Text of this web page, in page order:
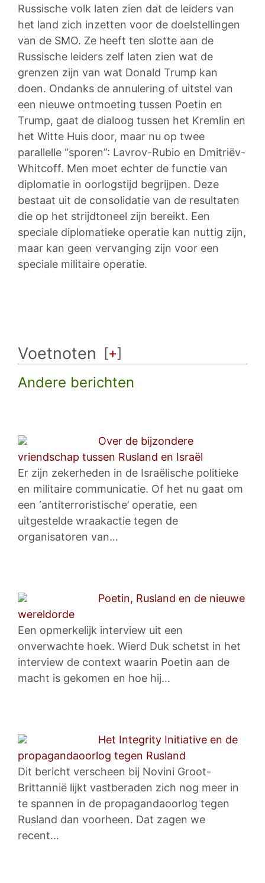
Russische volk laten zien dat de leiders van
het land zich inzetten voor de doelstellingen
van de SMO. Ze heeft ten slotte aan de
Russische leiders zelf laten zien wat de
grenzen zijn van wat Donald Trump kan
doen. Ondanks de annulering of uitstel van
een nieuwe ontmoeting tussen Poetin en
Trump, gaat de dialoog tussen het Kremlin en
het Witte Huis door, maar nu op twee
parallelle “sporen”: Lavrov-Rubio en Dmitriëv-
Whitcoff. Men moet echter de functie van
diplomatie in oorlogstijd begrijpen. Deze
bestaat uit de consolidatie van de resultaten
die op het strijdtoneel zijn bereikt. Een
speciale diplomatieke operatie kan nuttig zijn,
maar kan geen vervanging zijn voor een
speciale militaire operatie.
Voetnoten [+]
Andere berichten
Over de bijzondere
vriendschap tussen Rusland en Israël
Er zijn zekerheden in de Israëlische politieke
en militaire communicatie. Of het nu gaat om
een ‘antiterroristische’ operatie, een
uitgestelde wraakactie tegen de
organisatoren van…
Poetin, Rusland en de nieuwe
wereldorde
Een opmerkelijk interview uit een
onverwachte hoek. Wierd Duk schetst in het
interview de context waarin Poetin aan de
macht is gekomen en hoe hij…
Het Integrity Initiative en de
propagandaoorlog tegen Rusland
Dit bericht verscheen bij Novini Groot-
Brittannië lijkt vastberaden zich nog meer in
te spannen in de propagandaoorlog tegen
Rusland dan voorheen. Dat zagen we
recent…